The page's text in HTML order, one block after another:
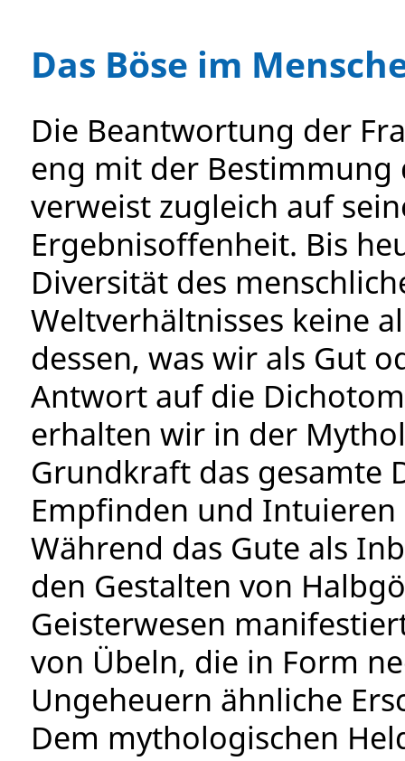
Das Böse im
Die Beantwortung der
eng mit der Bestimmung
verweist zugleich auf
Ergebnisoffenheit. Bis
Diversität des
Weltverhältnisses keine
dessen, was wir als Gut
Antwort auf die
erhalten wir in der
Grundkraft das gesamte
Empfinden und
Während das Gute als
den Gestalten von
Geisterwesen
von Übeln, die in Form
Ungeheuern ähnliche
Dem mythologischen